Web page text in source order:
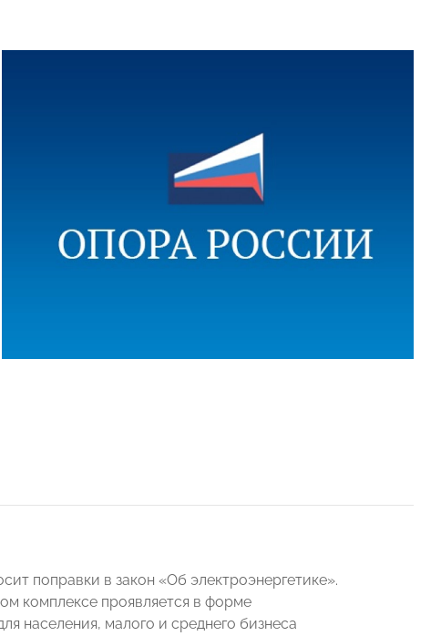
поправки в закон «Об электроэнергетике».
комплексе проявляется в форме
населения, малого и среднего бизнеса